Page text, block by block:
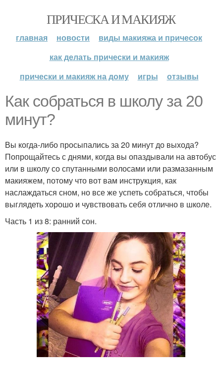
ПРИЧЕСКА И МАКИЯЖ
главная новости
виды макияжа и причесок
как делать прически и макияж
прически и макияж на дому
игры отзывы
Как собраться в школу за 20
минут?
Вы когда-либо просыпались за 20 минут до выхода?
Попрощайтесь с днями, когда вы опаздывали на автобус
или в школу со спутанными волосами или размазанным
макияжем, потому что вот вам инструкция, как
наслаждаться сном, но все же успеть собраться, чтобы
выглядеть хорошо и чувствовать себя отлично в школе.
Часть 1 из 8: ранний сон.